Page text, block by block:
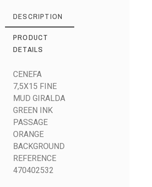
DESCRIPTION
PRODUCT
DETAILS
CENEFA
7,5X15 FINE
MUD GIRALDA
GREEN INK
PASSAGE
ORANGE
BACKGROUND
REFERENCE
470402532